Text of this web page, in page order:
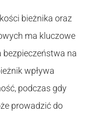
bieżnika oraz
ma kluczowe
bezpieczeństwa na
wpływa
podczas gdy
prowadzić do